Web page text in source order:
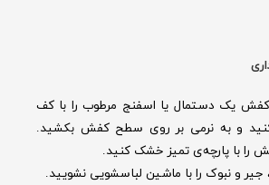
کفش یک دستمال یا اسفنج مرطوب را با کف
و به نرمی بر روی سطح کفش بکشید.
با پارچه‌ی تمیز خشک کنید.
و نبوک را با ماشین لباسشویی نشویید.